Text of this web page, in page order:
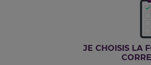
JE CHOISIS LA